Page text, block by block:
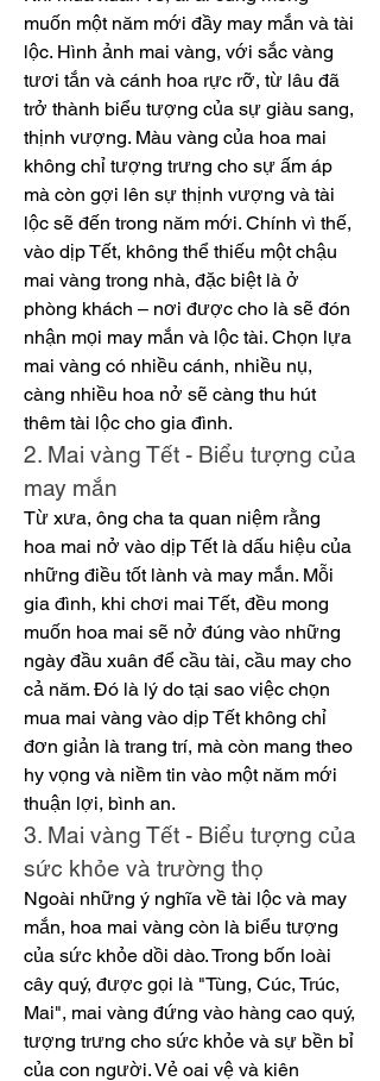
muốn một năm mới đầy may mắn và tài
lộc. Hình ảnh mai vàng, với sắc vàng
tươi tắn và cánh hoa rực rỡ, từ lâu đã
trở thành biểu tượng của sự giàu sang,
thịnh vượng. Màu vàng của hoa mai
không chỉ tượng trưng cho sự ấm áp
mà còn gợi lên sự thịnh vượng và tài
lộc sẽ đến trong năm mới. Chính vì thế,
vào dịp Tết, không thể thiếu một chậu
mai vàng trong nhà, đặc biệt là ở
phòng khách – nơi được cho là sẽ đón
nhận mọi may mắn và lộc tài. Chọn lựa
mai vàng có nhiều cánh, nhiều nụ,
càng nhiều hoa nở sẽ càng thu hút
thêm tài lộc cho gia đình.
2. Mai vàng Tết - Biểu tượng của
may mắn
Từ xưa, ông cha ta quan niệm rằng
hoa mai nở vào dịp Tết là dấu hiệu của
những điều tốt lành và may mắn. Mỗi
gia đình, khi chơi mai Tết, đều mong
muốn hoa mai sẽ nở đúng vào những
ngày đầu xuân để cầu tài, cầu may cho
cả năm. Đó là lý do tại sao việc chọn
mua mai vàng vào dịp Tết không chỉ
đơn giản là trang trí, mà còn mang theo
hy vọng và niềm tin vào một năm mới
thuận lợi, bình an.
3. Mai vàng Tết - Biểu tượng của
sức khỏe và trường thọ
Ngoài những ý nghĩa về tài lộc và may
mắn, hoa mai vàng còn là biểu tượng
của sức khỏe dồi dào. Trong bốn loài
cây quý, được gọi là "Tùng, Cúc, Trúc,
Mai", mai vàng đứng vào hàng cao quý,
tượng trưng cho sức khỏe và sự bền bỉ
của con người. Vẻ oai vệ và kiên